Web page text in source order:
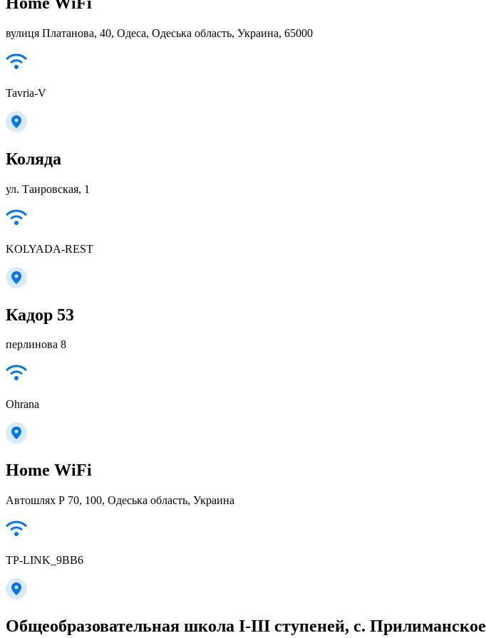
вулиця Платанова, 40, Одеса, Одеська область, Украина, 65000
Tavria-V
Коляда
ул. Таировская, 1
KOLYADA-REST
Кадор 53
перлинова 8
Ohrana
Home WiFi
Автошлях Р 70, 100, Одеська область, Украина
TP-LINK_9BB6
Общеобразовательная школа I-III ступеней, с. Прилиманское